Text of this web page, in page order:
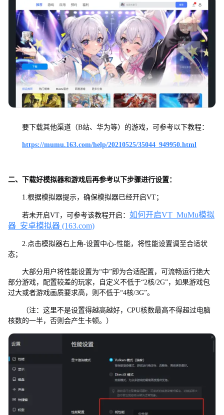
要下载其他渠道（B站、华为等）的游戏，可参考以下教程：
https://mumu.163.com/help/20210525/35044_949950.html
二、下载好模拟器和游戏后再参考以下步骤进行设置：
1.根据模拟器提示，确保模拟器已经开启VT；
若未开启VT，可参考该教程开启： 如何开启VT_MuMu模拟
器_安卓模拟器 (163.com)
2.点击模拟器右上角-设置中心-性能，将性能设置调至合适状
态；
大部分用户将性能设置为“中”即为合适配置，可流畅运行绝大
部分游戏，配置较差的玩家，自定义不低于“2核/2G”，如果游戏包
过大或者游戏画质要求高，则不低于“4核/3G”。
（注：这里不是设置得越高越好，CPU核数最高不得超过电脑
核数的一半，否则会产生卡顿。）